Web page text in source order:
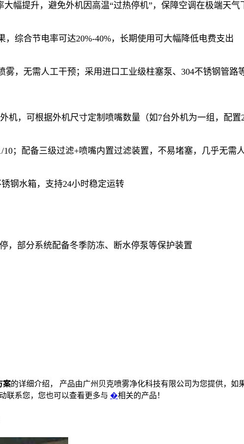
幅提升，避免外机因高温“过热停机”，保障空调在极端天气
综合节电率可达20%-40%，长期使用可大幅降低电费支出
，无需人工干预；采用进口工业级柱塞泵、304不锈钢管路
，可根据外机尺寸定制喷嘴数量（如7台外机为一组，配置
；配备三级过滤+喷嘴内置过滤装置，不易堵塞，几乎无需
钢水箱，支持24小时稳定运转
，部分系统配备冬季防冻、断水停泵等保护装置
案的详细介绍， 产品由广州贝克喷雾净化科技有限公司为您提供，如
联系您，您也可以查看更多与 �相关的产品！